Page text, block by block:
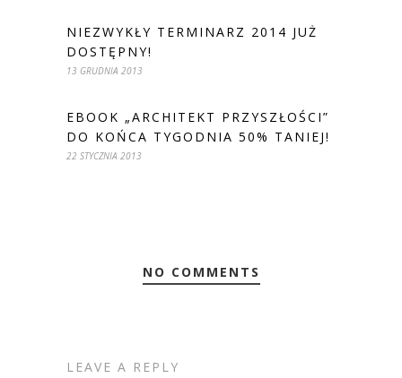
NIEZWYKŁY TERMINARZ 2014 JUŻ
DOSTĘPNY!
13 GRUDNIA 2013
EBOOK „ARCHITEKT PRZYSZŁOŚCI”
DO KOŃCA TYGODNIA 50% TANIEJ!
22 STYCZNIA 2013
NO COMMENTS
LEAVE A REPLY